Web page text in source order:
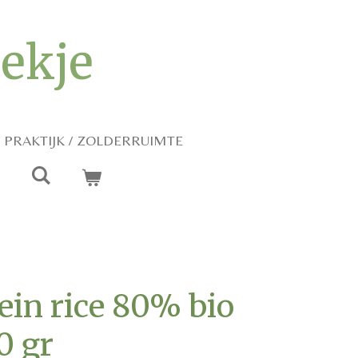
PRAKTIJK / ZOLDERRUIMTE
rice 80% bio
gr